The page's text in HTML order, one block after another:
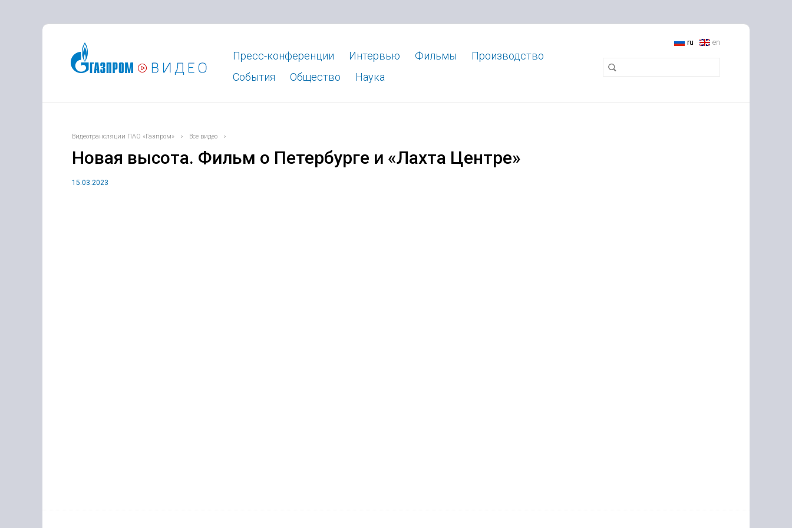
ru en
Пресс-конференции Интервью Фильмы
Производство
События
Общество Наука
Видеотрансляции ПАО «Газпром» › Все видео ›
Новая высота. Фильм о Петербурге и «Лахта Центре»
15.03.2023